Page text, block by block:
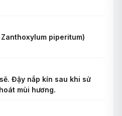
piperitum)
Đậy nắp kín sau khi sử
mùi hương.